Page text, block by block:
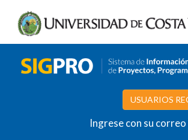
USUARIOS
Ingrese con su